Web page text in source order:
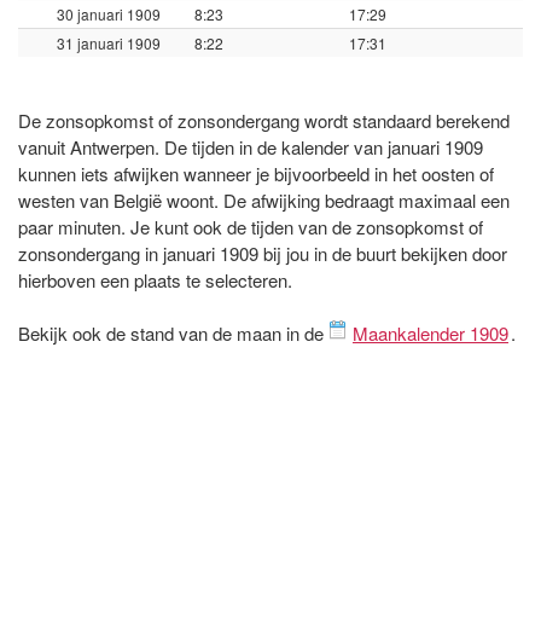
30 januari 1909
8:23
17:29
31 januari 1909
8:22 17:31
De zonsopkomst of zonsondergang wordt standaard berekend
vanuit Antwerpen. De tijden in de kalender van januari 1909
kunnen iets afwijken wanneer je bijvoorbeeld in het oosten of
westen van België woont. De afwijking bedraagt maximaal een
paar minuten. Je kunt ook de tijden van de zonsopkomst of
zonsondergang in januari 1909 bij jou in de buurt bekijken door
hierboven een plaats te selecteren.
Bekijk ook de stand van de maan in de Maankalender 1909.